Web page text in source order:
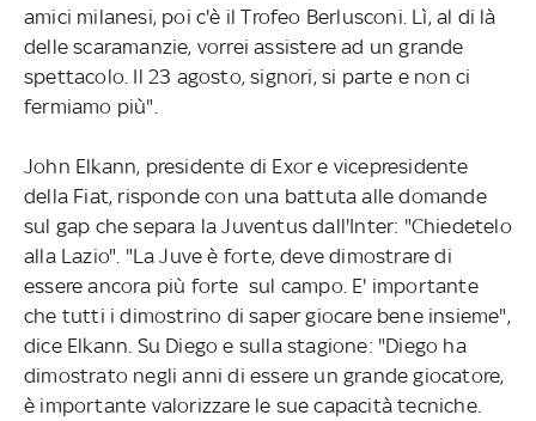
amici milanesi, poi c'è il Trofeo Berlusconi. Lì, al di là
delle scaramanzie, vorrei assistere ad un grande
spettacolo. Il 23 agosto, signori, si parte e non ci
fermiamo più".
John Elkann, presidente di Exor e vicepresidente
della Fiat, risponde con una battuta alle domande
sul gap che separa la Juventus dall'Inter: "Chiedetelo
alla Lazio". "La Juve è forte, deve dimostrare di
essere ancora più forte sul campo. E' importante
che tutti i dimostrino di saper giocare bene insieme",
dice Elkann. Su Diego e sulla stagione: "Diego ha
dimostrato negli anni di essere un grande giocatore,
è importante valorizzare le sue capacità tecniche.